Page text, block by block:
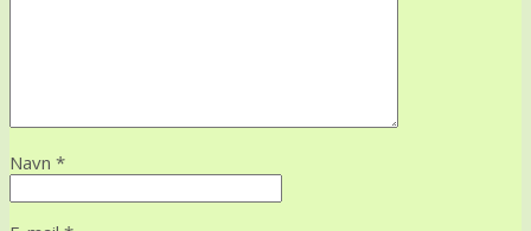
Navn *